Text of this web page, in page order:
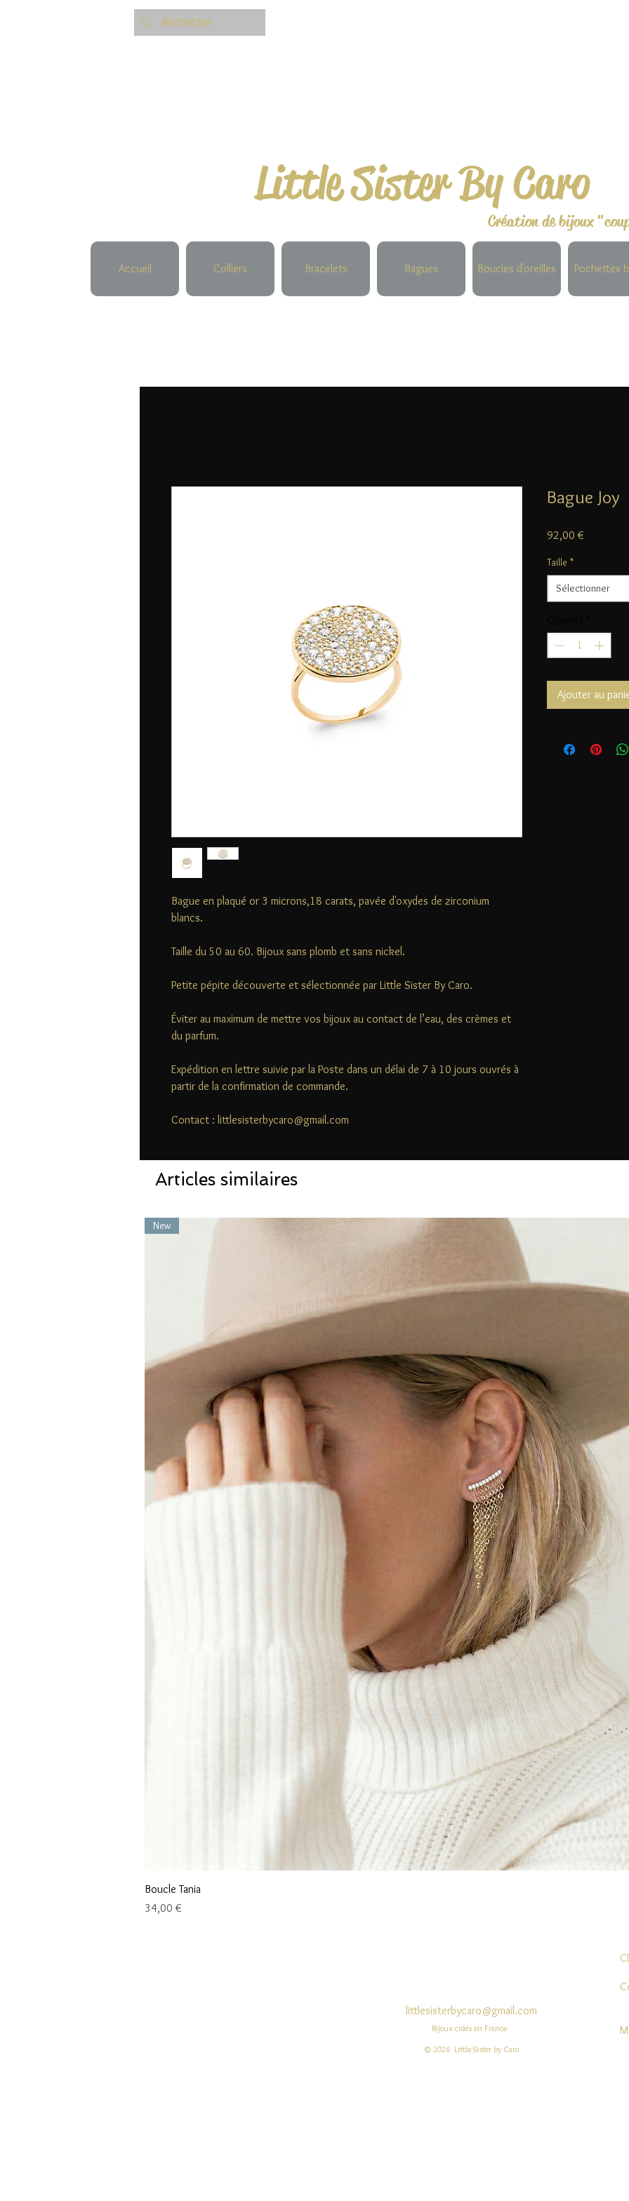
Little Sister By Caro
Création de bijoux
Accueil Colliers Bracelets Bagues Boucles d'oreilles Pochettes
Bague en plaqué or 3 microns,18 carats, pavée d'oxydes de zirconium
blancs.
Taille du 50 au 60. Bijoux sans plomb et sans nickel.
Petite pépite découverte et sélectionnée par Little Sister By Caro.
Éviter au maximum de mettre vos bijoux au contact de l’eau, des crèmes et
du parfum.
Expédition en lettre suivie par la Poste dans un délai de 7 à 10 jours ouvrés à
partir de la confirmation de commande.
Contact : littlesisterbycaro@gmail.com
Bague Joy
92,00 €
Taille *
Sélectionner
Ajouter au
Articles similaires
New
Boucle Tania
Prix
34,00 €
littlesisterbycaro@gmail.com
Bijoux créés en France
© 2026 Little Sister by Caro